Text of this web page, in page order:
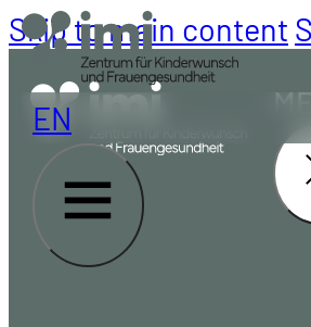
Skip to main content
EN